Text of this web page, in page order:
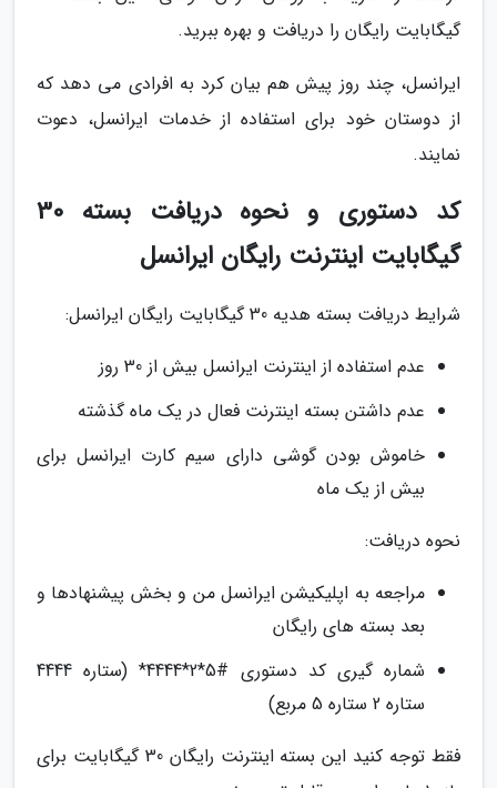
گیگابایت رایگان را دریافت و بهره ببرید.
ایرانسل، چند روز پیش هم بیان کرد به افرادی می دهد که
از دوستان خود برای استفاده از خدمات ایرانسل، دعوت
نمایند.
کد دستوری و نحوه دریافت بسته 30
گیگابایت اینترنت رایگان ایرانسل
شرایط دریافت بسته هدیه 30 گیگابایت رایگان ایرانسل:
عدم استفاده از اینترنت ایرانسل بیش از 30 روز
عدم داشتن بسته اینترنت فعال در یک ماه گذشته
خاموش بودن گوشی دارای سیم کارت ایرانسل برای
بیش از یک ماه
نحوه دریافت:
مراجعه به اپلیکیشن ایرانسل من و بخش پیشنهادها و
بعد بسته های رایگان
شماره گیری کد دستوری #5*2*4444* (ستاره 4444
ستاره 2 ستاره 5 مربع)
فقط توجه کنید این بسته اینترنت رایگان 30 گیگابایت برای